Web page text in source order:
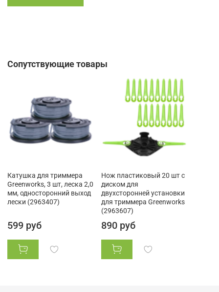
Сопутствующие товары
Катушка для триммера
Greenworks, 3 шт, леска 2,0
мм, односторонний выход
лески (2963407)
599 руб
Нож пластиковый 20 шт с
диском для
двухсторонней установки
для триммера Greenworks
(2963607)
890 руб